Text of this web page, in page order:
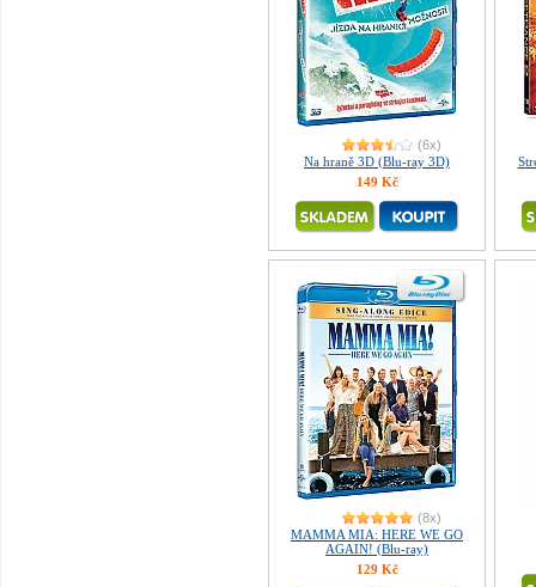
(6x)
Na hraně 3D (Blu-ray 3D)
149 Kč
(8x)
MAMMA MIA: HERE WE GO
AGAIN! (Blu-ray)
129 Kč